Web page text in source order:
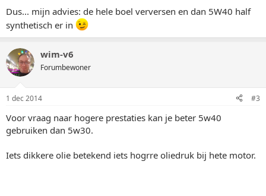
Dus... mijn advies: de hele boel verversen en dan 5W40 half
synthetisch er in
wim-v6
Forumbewoner
1 dec 2014 #3
Voor vraag naar hogere prestaties kan je beter 5w40
gebruiken dan 5w30.
Iets dikkere olie betekend iets hogrre oliedruk bij hete motor.